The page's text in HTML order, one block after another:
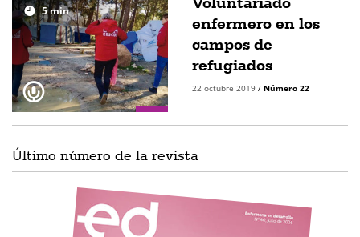
5min
enfermero en los
campos de
refugiados
22 octubre 2019 / Número 22
Último número de la revista